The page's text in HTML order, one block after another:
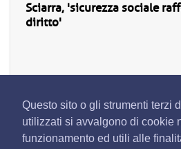
Questo sito o gli strumenti terzi
utilizzati si avvalgono di cookie
funzionamento ed utili alle
Sciarra, 'sicurezza sociale
diritto'
Calderone, 'in cambiamenti
Paese, sguardo al futuro tra